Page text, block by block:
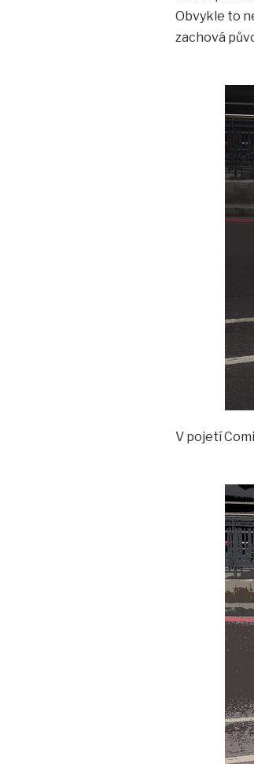
Obvykle to
zachová
V pojetí